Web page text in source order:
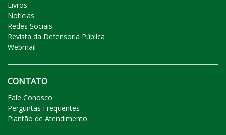
Livros
Notícias
Redes Sociais
Revista da Defensoria Pública
Webmail
CONTATO
Fale Conosco
Perguntas Frequentes
Plantão de Atendimento